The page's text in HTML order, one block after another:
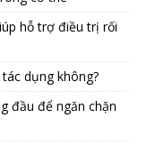
hỗ trợ điều trị rối
dụng không?
đầu để ngăn chặn